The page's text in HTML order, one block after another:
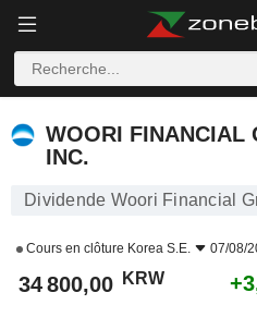
WOORI FINANCIAL
INC.
Dividende Woori Financial
Cours en clôture Korea S.E. 07/08/
34 800,00 KRW